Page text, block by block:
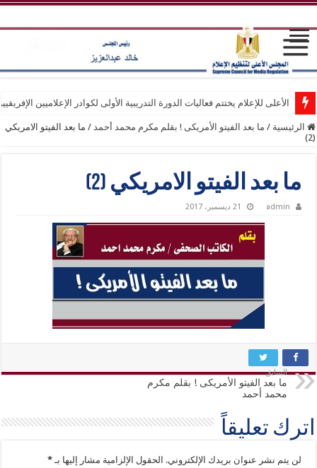
الأعلى للإعلام يختتم فعاليات الدورة التدريبية الأولى لكوادر الإعلاميين
الرئيسية / ما بعد الفيتو الأمريكى ! بقلم مكرم محمد أحمد / ما بعد الفيتو الامريكي
(2)
ما بعد الفيتو الامريكي (2)
admin 21 ديسمبر، 2017
السابق
ما بعد الفيتو الأمريكى ! بقلم مكرم
محمد أحمد
اترك تعليقاً
لن يتم نشر عنوان بريدك الإلكتروني. الحقول الإلزامية مشار إليها بـ*